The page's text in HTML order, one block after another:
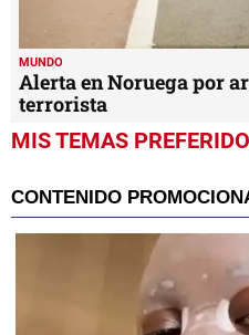
MUNDO
Alerta en Noruega por
terrorista
MIS TEMAS